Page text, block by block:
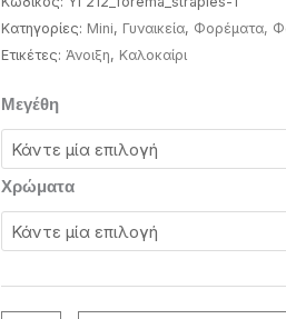
Κατηγορίες: Mini, Γυναικεία, Φορέματα,
Ετικέτες: Άνοιξη, Καλοκαίρι
Μεγέθη
Χρώματα
Φόρεμα
με
βολάν
με
ανοιχτή
πλάτη